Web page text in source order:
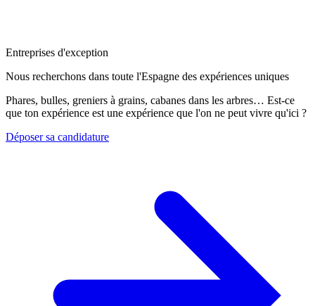
Entreprises d'exception
Nous recherchons dans toute l'Espagne des expériences uniques
Phares, bulles, greniers à grains, cabanes dans les arbres… Est-ce
que ton expérience est une expérience que l'on ne peut vivre qu'ici ?
Déposer sa candidature